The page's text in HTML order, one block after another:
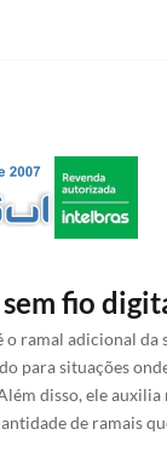
fio
o ramal adicional
para situações
disso, ele
de ramais